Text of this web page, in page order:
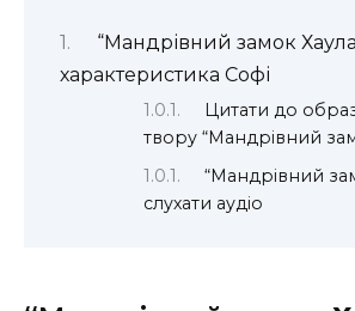
“Мандрівний замок
характеристика Софі
Цитати до
твору “Мандрівний
“Мандрівний
слухати аудіо